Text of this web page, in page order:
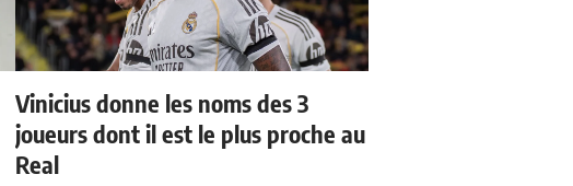
Vinicius donne les noms des 3
joueurs dont il est le plus proche au
Real